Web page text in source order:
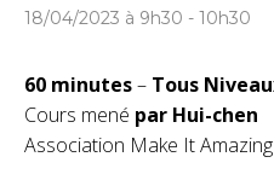
18/04/2023 à 9h30 - 10h30
60 minutes– Tous
Cours mené par Hui-chen
Association Make It Amazing